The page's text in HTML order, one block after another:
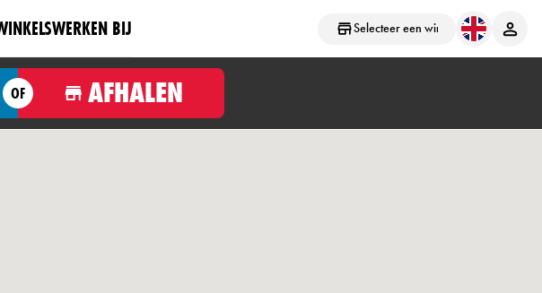
Selecteer een winkel
WERKEN BIJ
OF AFHALEN